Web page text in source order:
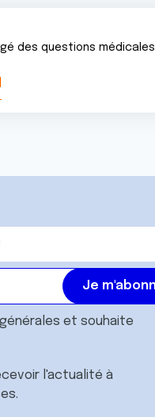
des questions médicales
et souhaite
l'actualité à